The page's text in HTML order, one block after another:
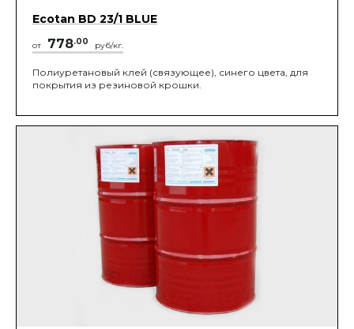
Ecotan BD 23/1 BLUE
от 778.00 руб/кг.
Полиуретановый клей (связующее), синего цвета, для
покрытия из резиновой крошки.